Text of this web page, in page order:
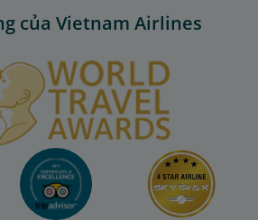
của Vietnam Airlines